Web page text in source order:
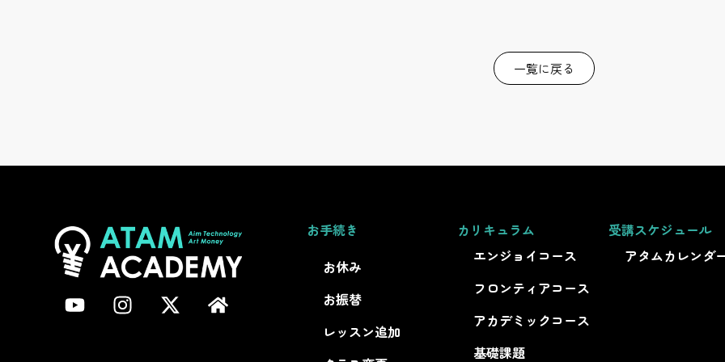
一覧に戻る
お手続き
お休み
お振替
レッスン追加
カリキュラム
エンジョイコース
フロンティアコース
アカデミックコース
基礎課題
受講スケジュール
アタムカレンダ